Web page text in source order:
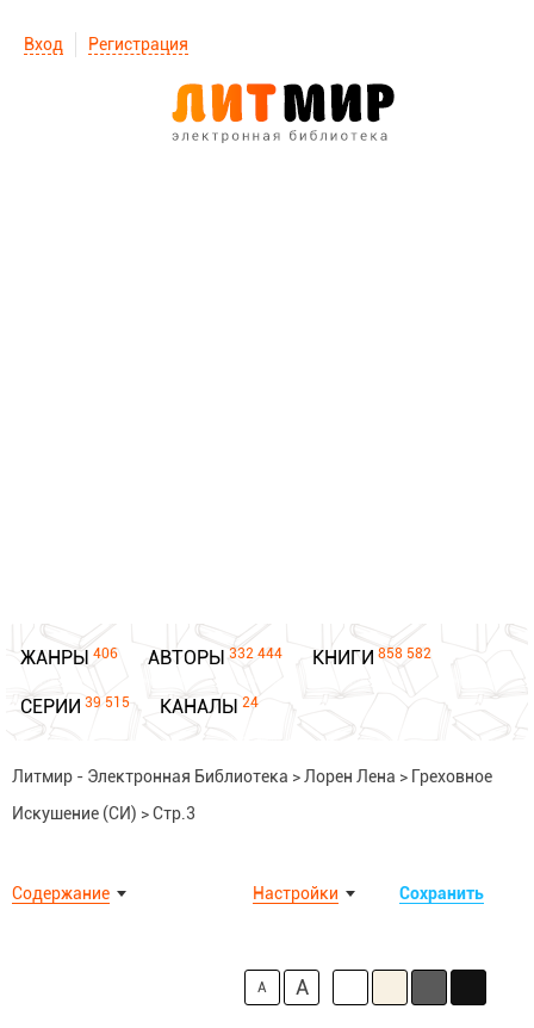
Вход Регистрация
ЖАНРЫ 406 АВТОРЫ 332 444 КНИГИ 858 582
СЕРИИ 39 515 КАНАЛЫ 24
Литмир - Электронная Библиотека > Лорен Лена > Греховное
Искушение (СИ) >Стр.3
Содержание Сохранить
Настройки
A A